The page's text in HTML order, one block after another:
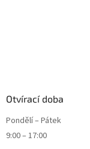
Otvírací doba
Pondělí – Pátek
9:00 – 17:00